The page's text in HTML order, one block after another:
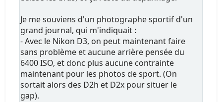
Je me souviens d'un photographe sportif d'un
grand journal, qui m'indiquait :
- Avec le Nikon D3, on peut maintenant faire
sans problème et aucune arrière pensée du
6400 ISO, et donc plus aucune contrainte
maintenant pour les photos de sport. (On
sortait alors des D2h et D2x pour situer le
gap).